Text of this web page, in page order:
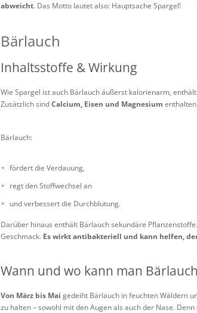
abweicht. Das Motto lautet also: Hauptsache Spargel!
Bärlauch
Inhaltsstoffe & Wirkung
Wie Spargel ist auch Bärlauch äußerst kalorienarm,
Zusätzlich sindCalcium, Eisen und Magnesium
Bärlauch:
fördert die Verdauung,
regt den Stoffwechsel an
und verbessert die Durchblutung.
Darüber hinaus enthält Bärlauch sekundäre
Geschmack. Es wirkt antibakteriell und kann helfen,
Wann und wo kann man
Von März bis Mai gedeiht Bärlauch in feuchten Wäldern
zu halten – sowohl mit den Augen als auch der Nase.